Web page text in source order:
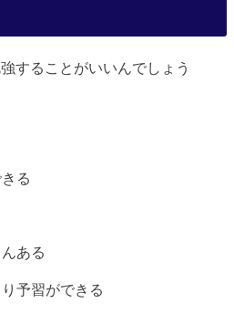
することがいいんでしょう
る
ある
予習ができる